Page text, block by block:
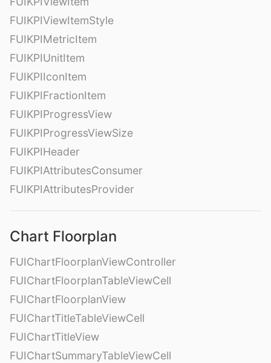
FUIKPIViewItemStyle
FUIKPIMetricItem
FUIKPIUnitItem
FUIKPIIconItem
FUIKPIFractionItem
FUIKPIProgressView
FUIKPIProgressViewSize
FUIKPIHeader
FUIKPIAttributesConsumer
FUIKPIAttributesProvider
Chart Floorplan
FUIChartFloorplanViewController
FUIChartFloorplanTableViewCell
FUIChartFloorplanView
FUIChartTitleTableViewCell
FUIChartTitleView
FUIChartSummaryTableViewCell